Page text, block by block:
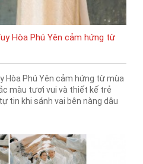
Hòa Phú Yên cảm hứng từ
Hòa Phú Yên cảm hứng từ mùa
màu tươi vui và thiết kế trẻ
tin khi sánh vai bên nàng dâu